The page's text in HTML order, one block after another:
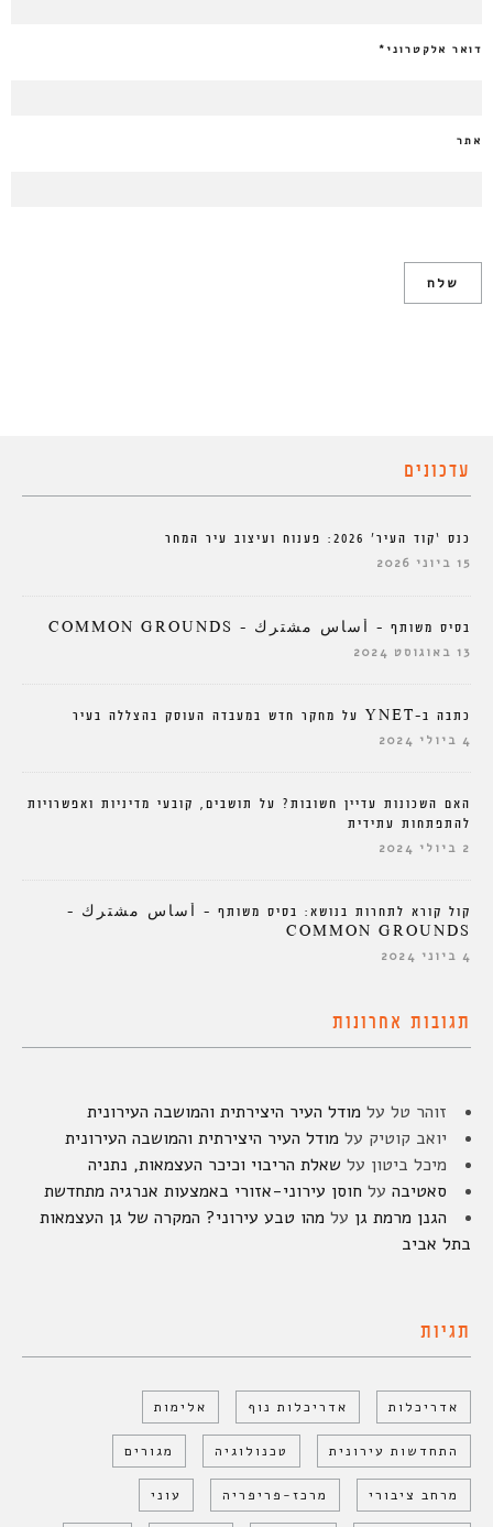
דואר אלקטרוני *
אתר
עדכונים
כנס ‘קוד העיר’ 2026: פענוח ועיצוב עיר המחר
15 ביוני 2026
בסיס משותף – أساس مشترك – COMMON GROUNDS
13 באוגוסט 2024
כתבה ב-YNET על מחקר חדש במעבדה העוסק בהצללה בעיר
4 ביולי 2024
האם השכונות עדיין חשובות? על תושבים, קובעי מדיניות ואפשרויות
להתפתחות עתידית
2 ביולי 2024
קול קורא לתחרות בנושא: בסיס משותף – أساس مشترك –
COMMON GROUNDS
4 ביוני 2024
תגובות אחרונות
זוהר טל על מודל העיר היצירתית והמושבה העירונית
יואב קוטיק על מודל העיר היצירתית והמושבה העירונית
מיכל ביטון על שאלת הריבוי וכיכר העצמאות, נתניה
סאטיבה על חוסן עירוני-אזורי באמצעות אנרגיה מתחדשת
הגנן מרמת גן על מהו טבע עירוני? המקרה של גן העצמאות
בתל אביב
תגיות
אדריכלות אדריכלות נוף אלימות
התחדשות עירונית טכנולוגיה מגורים
מרחב ציבורי מרכז-פריפריה עוני